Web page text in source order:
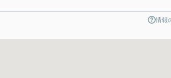
情報